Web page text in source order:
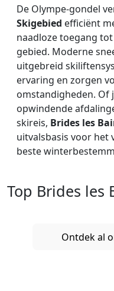
De Olympe-gondel
Skigebied efficiënt
naadloze toegang
gebied. Moderne
uitgebreid
ervaring en zorgen
omstandigheden. Of
opwindende
skireis, Brides les
uitvalsbasis voor het
beste
Top Brides les
Ontdek al